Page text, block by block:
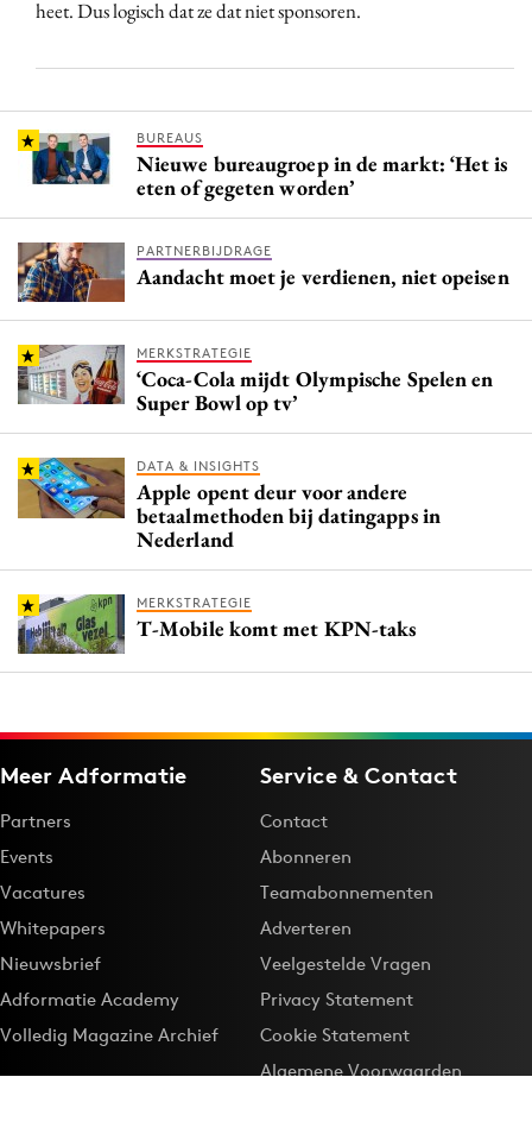
heet. Dus logisch dat ze dat niet sponsoren.
BUREAUS
Nieuwe bureaugroep in de markt: ‘Het is
eten of gegeten worden’
PARTNERBIJDRAGE
Aandacht moet je verdienen, niet opeisen
MERKSTRATEGIE
‘Coca-Cola mijdt Olympische Spelen en
Super Bowl op tv’
DATA & INSIGHTS
Apple opent deur voor andere
betaalmethoden bij datingapps in
Nederland
MERKSTRATEGIE
T-Mobile komt met KPN-taks
Meer Adformatie
Partners
Events
Vacatures
Whitepapers
Nieuwsbrief
Adformatie Academy
Volledig Magazine Archief
Service & Contact
Contact
Abonneren
Teamabonnementen
Adverteren
Veelgestelde Vragen
Privacy Statement
Cookie Statement
Algemene Voorwaarden